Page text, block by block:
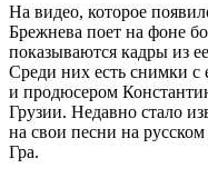
На видео, которое
Брежнева поет на фоне
показываются кадры из
Среди них есть снимки
и продюсером
Грузии. Недавно стало
на свои песни на
Гра.